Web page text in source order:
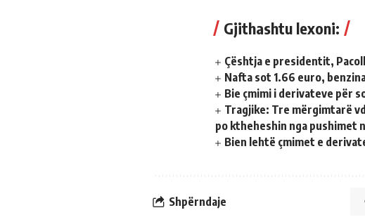
Gjithashtu lexoni:
Çështja e presidentit,
Nafta sot 1.66 euro,
Bie çmimi i derivateve për
Tragjike: Tre mërgimtarë
po ktheheshin nga pushimet
Bien lehtë çmimet e
Shpërndaje